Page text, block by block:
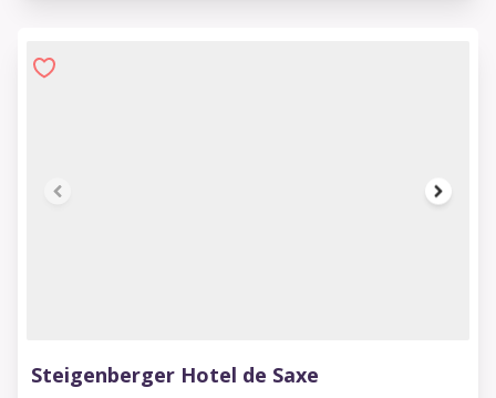
Steigenberger Hotel de Saxe